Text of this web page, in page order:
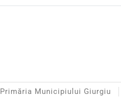
Primăria Municipiului Giurgiu